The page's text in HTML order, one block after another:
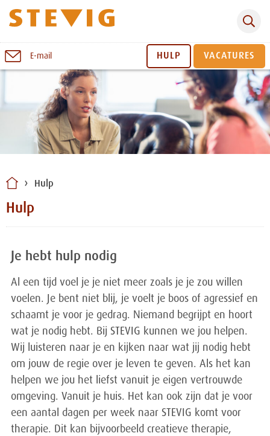
Naar
inhoud
E-mail HULP VACATURES
Hulp
Hulp
Je hebt hulp nodig
Al een tijd voel je je niet meer zoals je je zou willen
voelen. Je bent niet blij, je voelt je boos of agressief en
schaamt je voor je gedrag. Niemand begrijpt en hoort
wat je nodig hebt. Bij STEVIG kunnen we jou helpen.
Wij luisteren naar je en kijken naar wat jij nodig hebt
om jouw de regie over je leven te geven. Als het kan
helpen we jou het liefst vanuit je eigen vertrouwde
omgeving. Vanuit je huis. Het kan ook zijn dat je voor
een aantal dagen per week naar STEVIG komt voor
therapie. Dit kan bijvoorbeeld creatieve therapie,
Sluiten